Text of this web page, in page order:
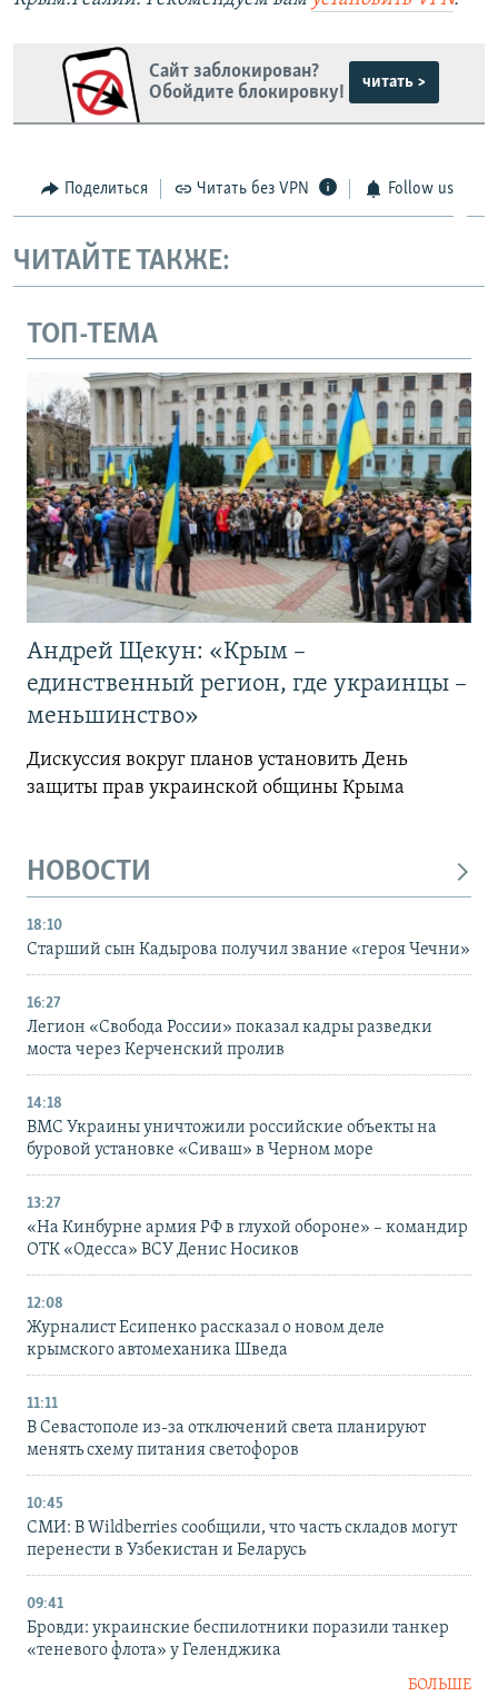
Сайт заблокирован?
Обойдите блокировку!
читать >
Поделиться Читать без VPN Follow us
ЧИТАЙТЕ ТАКЖЕ:
ТОП-ТЕМА
Андрей Щекун: «Крым –
единственный регион, где украинцы –
меньшинство»
Дискуссия вокруг планов установить День
защиты прав украинской общины Крыма
НОВОСТИ
18:10
Старший сын Кадырова получил звание «героя Чечни»
16:27
Легион «Свобода России» показал кадры разведки
моста через Керченский пролив
14:18
ВМС Украины уничтожили российские объекты на
буровой установке «Сиваш» в Черном море
13:27
«На Кинбурне армия РФ в глухой обороне» – командир
ОТК «Одесса» ВСУ Денис Носиков
12:08
Журналист Есипенко рассказал о новом деле
крымского автомеханика Шведа
11:11
В Севастополе из-за отключений света планируют
менять схему питания светофоров
10:45
СМИ: В Wildberries сообщили, что часть складов могут
перенести в Узбекистан и Беларусь
09:41
Бровди: украинские беспилотники поразили танкер
«теневого флота» у Геленджика
БОЛЬШЕ